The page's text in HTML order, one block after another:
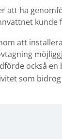
att ha
kunde
att
också en
som